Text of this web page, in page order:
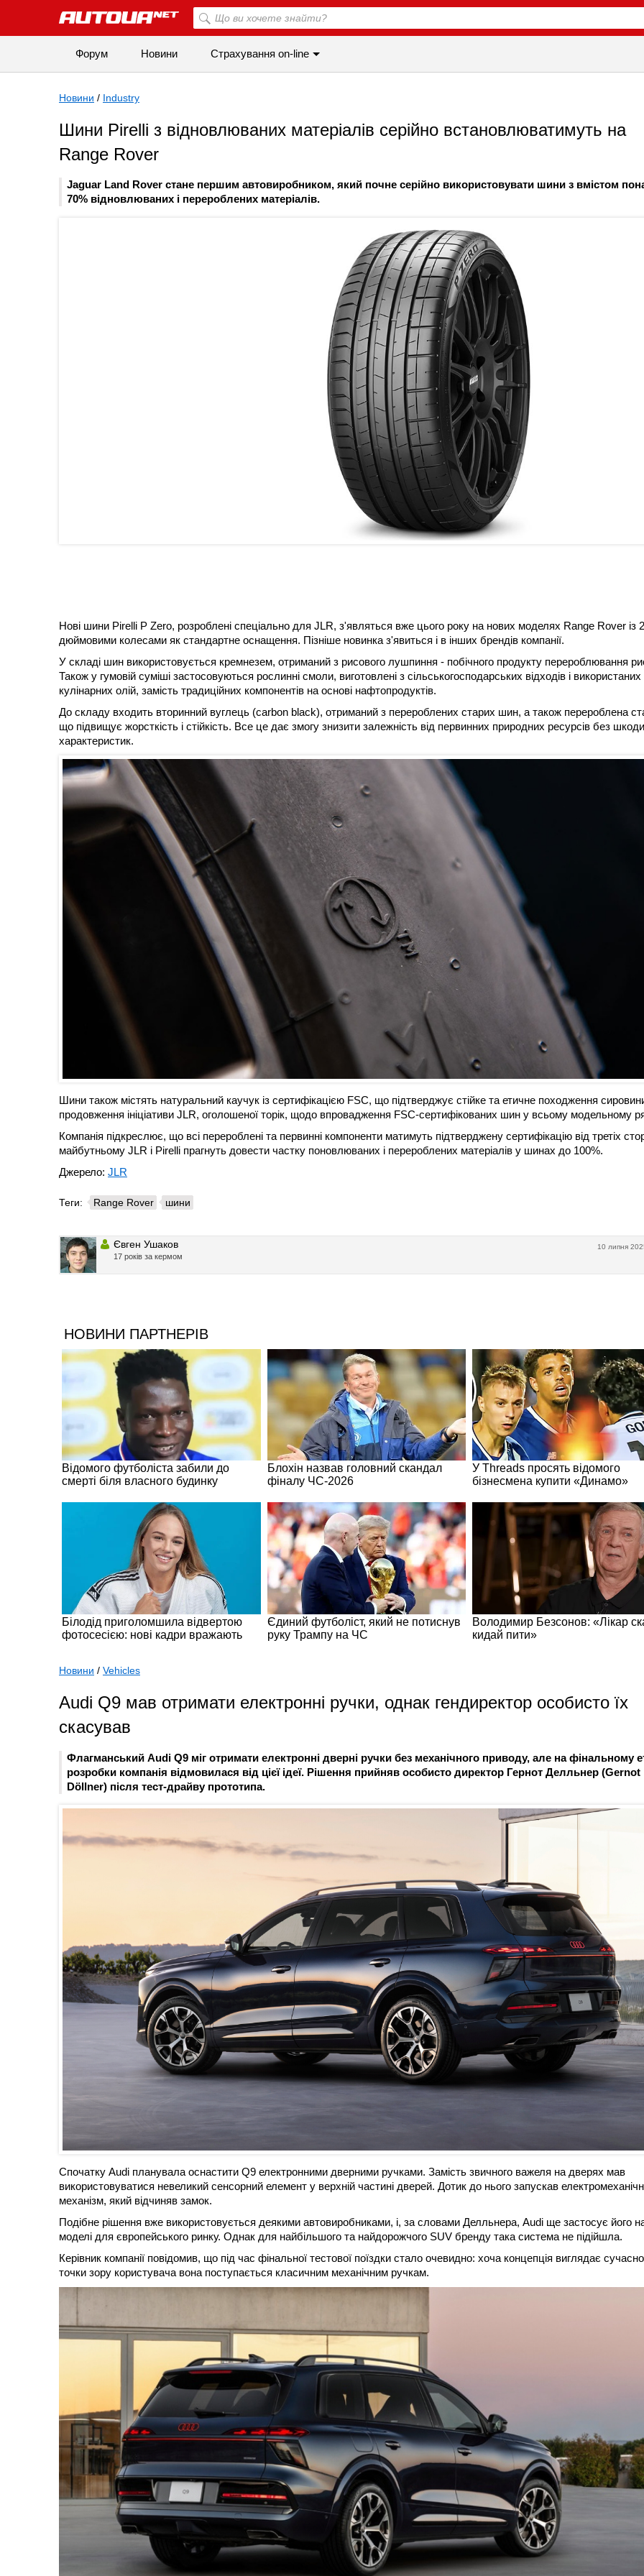
Форум Новини Страхування on-line
Новини / Industry
Шини Pirelli з відновлюваних матеріалів серійно встановлюватимуть на
Range Rover
Jaguar Land Rover стане першим автовиробником, який почне серійно використовувати шини з вмістом
70% відновлюваних і перероблених матеріалів.
Нові шини Pirelli P Zero, розроблені спеціально для JLR, з'являться вже цього року на нових моделях Range Rover із
дюймовими колесами як стандартне оснащення. Пізніше новинка з'явиться і в інших брендів компанії.
У складі шин використовується кремнезем, отриманий з рисового лушпиння - побічного продукту перероблювання
Також у гумовій суміші застосовуються рослинні смоли, виготовлені з сільськогосподарських відходів і використаних
кулінарних олій, замість традиційних компонентів на основі нафтопродуктів.
До складу входить вторинний вуглець (carbon black), отриманий з перероблених старих шин, а також перероблена
що підвищує жорсткість і стійкість. Все це дає змогу знизити залежність від первинних природних ресурсів без
характеристик.
Шини також містять натуральний каучук із сертифікацією FSC, що підтверджує стійке та етичне походження
продовження ініціативи JLR, оголошеної торік, щодо впровадження FSC-сертифікованих шин у всьому модельному
Компанія підкреслює, що всі перероблені та первинні компоненти матимуть підтверджену сертифікацію від третіх
майбутньому JLR і Pirelli прагнуть довести частку поновлюваних і перероблених матеріалів у шинах до 100%.
Джерело: JLR
Теги: Range Rover шини
10 липня
Євген Ушаков
17 років за кермом
Новини / Vehicles
Audi Q9 мав отримати електронні ручки, однак гендиректор особисто їх
скасував
Флагманський Audi Q9 міг отримати електронні дверні ручки без механічного приводу, але на фінальному
розробки компанія відмовилася від цієї ідеї. Рішення прийняв особисто директор Гернот Делльнер (Gernot
Döllner) після тест-драйву прототипа.
Спочатку Audi планувала оснастити Q9 електронними дверними ручками. Замість звичного важеля на дверях мав
використовуватися невеликий сенсорний елемент у верхній частині дверей. Дотик до нього запускав
механізм, який відчиняв замок.
Подібне рішення вже використовується деякими автовиробниками, і, за словами Делльнера, Audi ще застосує його
моделі для європейського ринку. Однак для найбільшого та найдорожчого SUV бренду така система не підійшла.
Керівник компанії повідомив, що під час фінальної тестової поїздки стало очевидно: хоча концепція виглядає
точки зору користувача вона поступається класичним механічним ручкам.